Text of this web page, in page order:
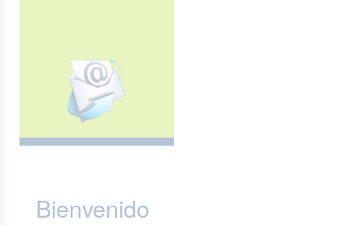
Bienvenido